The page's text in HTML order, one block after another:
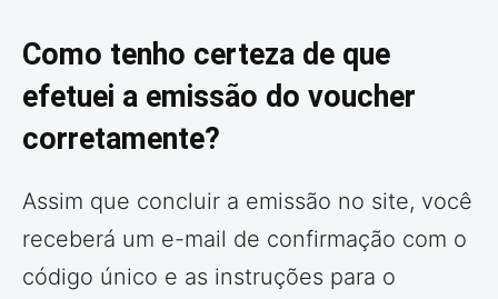
Como tenho certeza de que
efetuei a emissão do voucher
corretamente?
Assim que concluir a emissão no site, você
receberá um e-mail de confirmação com o
código único e as instruções para o